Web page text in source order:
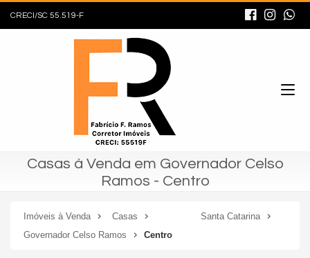
CRECI/SC 55.519-F
Casas à Venda em Governador Celso
Ramos - Centro
Imóveis à Venda Casas
Santa Catarina
Governador Celso Ramos
Centro